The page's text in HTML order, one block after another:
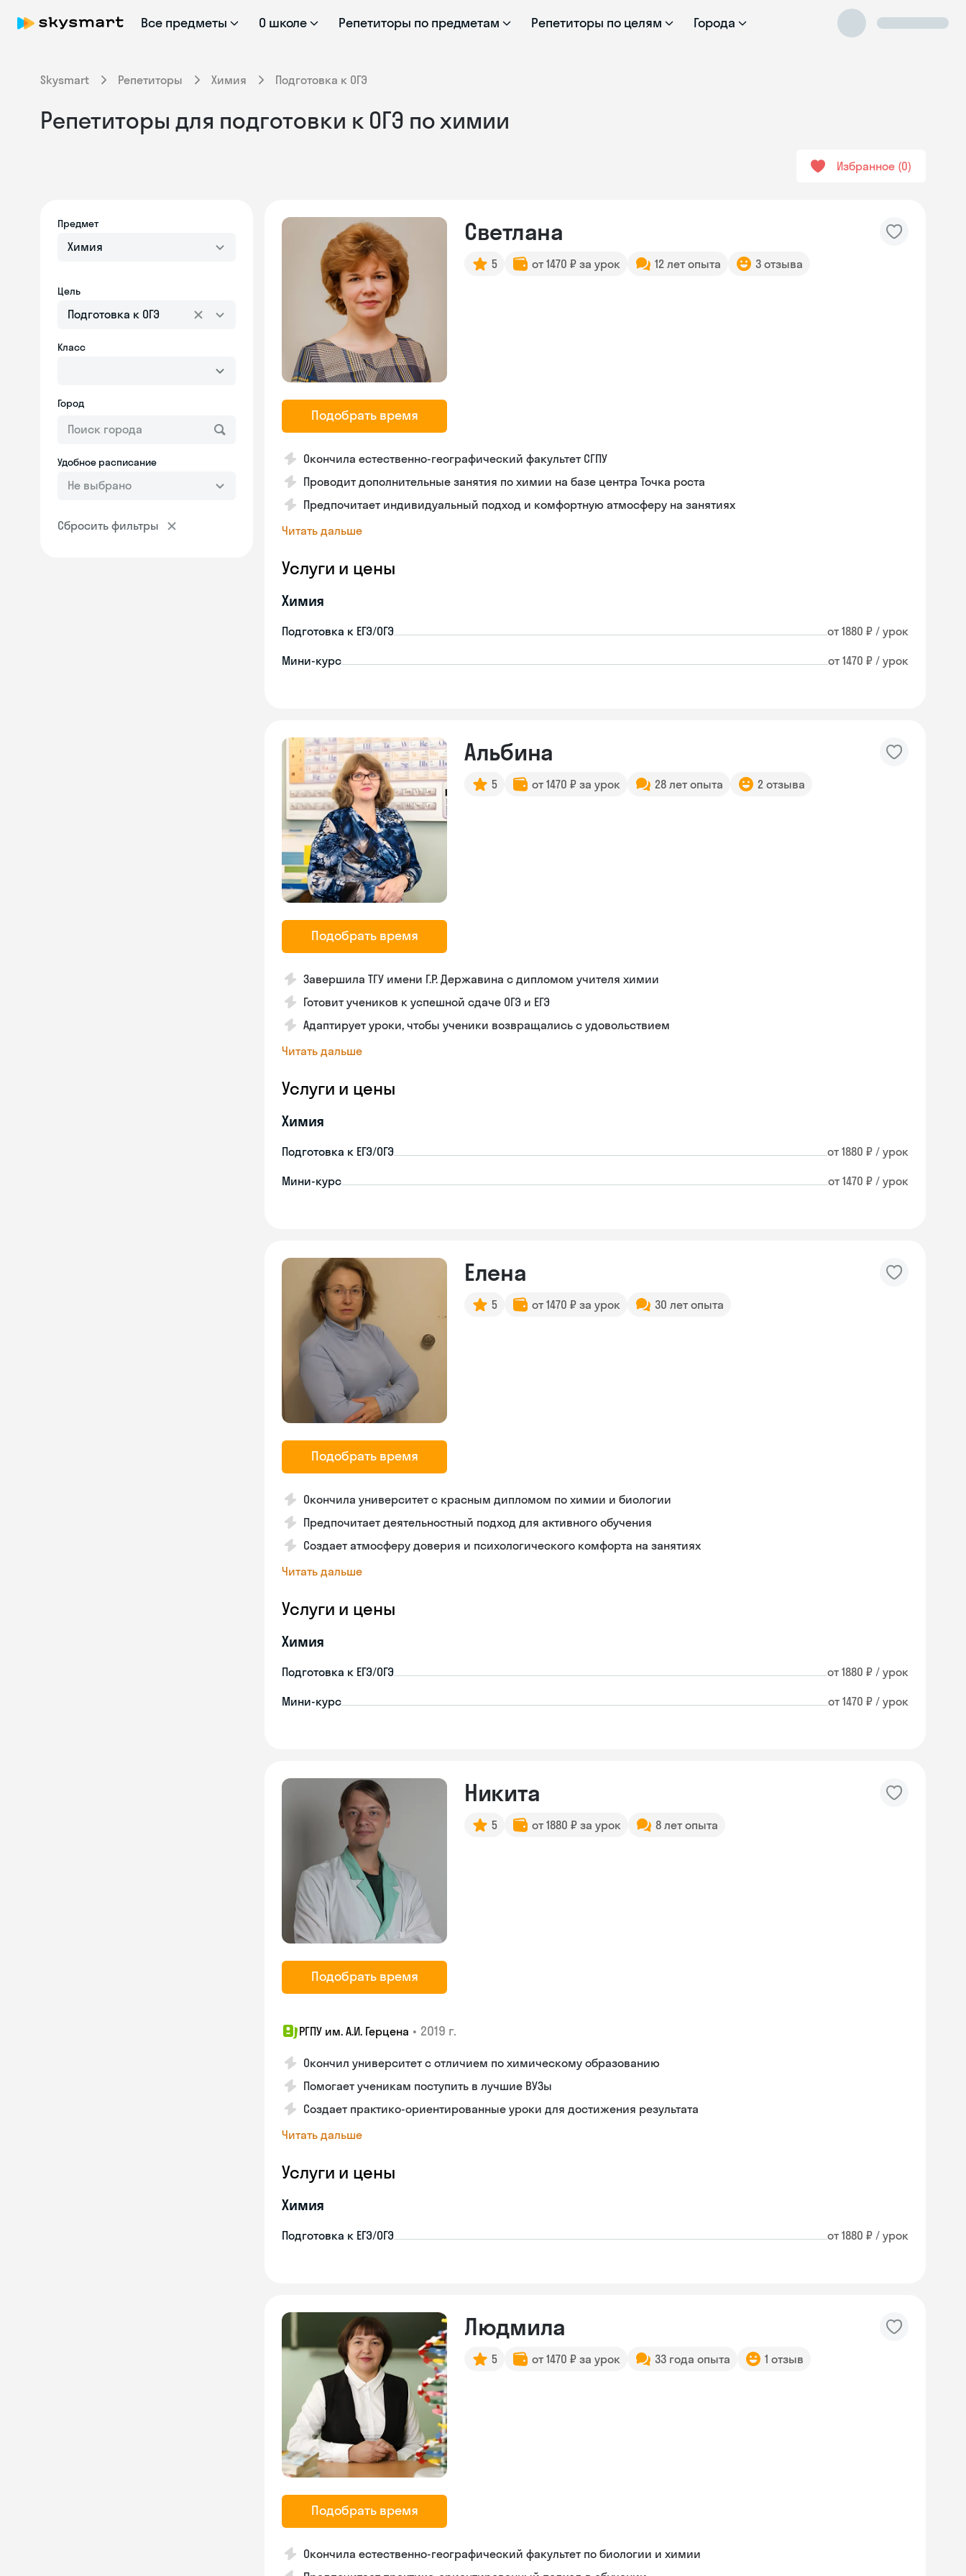
Все предметы О школе Репетиторы по предметам Репетиторы по целям Города
Skysmart Репетиторы Химия Подготовка к ОГЭ
Репетиторы для подготовки к ОГЭ по химии
Избранное 0
Предмет
Химия
Цель
Подготовка к ОГЭ
Класс
Город
Удобное расписание
Не выбрано
Сбросить фильтры
Подобрать время
Светлана
5 от 1470 ₽ за урок 12 лет опыта 3 отзыва
Окончила естественно-географический факультет СГПУ
Проводит дополнительные занятия по химии на базе центра Точка роста
Предпочитает индивидуальный подход и комфортную атмосферу на занятиях
Читать дальше
Услуги и цены
Химия
Подготовка к ЕГЭ/ОГЭ от 1880 ₽ / урок
Мини-курс от 1470 ₽ / урок
Подобрать время
Альбина
5 от 1470 ₽ за урок 28 лет опыта 2 отзыва
Завершила ТГУ имени Г.Р. Державина с дипломом учителя химии
Готовит учеников к успешной сдаче ОГЭ и ЕГЭ
Адаптирует уроки, чтобы ученики возвращались с удовольствием
Читать дальше
Услуги и цены
Химия
Подготовка к ЕГЭ/ОГЭ от 1880 ₽ / урок
Мини-курс от 1470 ₽ / урок
Подобрать время
Елена
5 от 1470 ₽ за урок 30 лет опыта
Окончила университет с красным дипломом по химии и биологии
Предпочитает деятельностный подход для активного обучения
Создает атмосферу доверия и психологического комфорта на занятиях
Читать дальше
Услуги и цены
Химия
Подготовка к ЕГЭ/ОГЭ от 1880 ₽ / урок
Мини-курс от 1470 ₽ / урок
Подобрать время
Никита
5 от 1880 ₽ за урок 8 лет опыта
РГПУ им. А.И. Герцена • 2019 г.
Окончил университет с отличием по химическому образованию
Помогает ученикам поступить в лучшие ВУЗы
Создает практико-ориентированные уроки для достижения результата
Читать дальше
Услуги и цены
Химия
Подготовка к ЕГЭ/ОГЭ от 1880 ₽ / урок
Подобрать время
Людмила
5 от 1470 ₽ за урок 33 года опыта 1 отзыв
Окончила естественно-географический факультет по биологии и химииSkysmart Chat